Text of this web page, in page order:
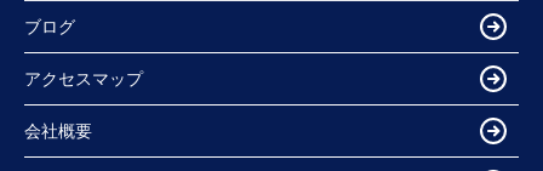
ブログ
アクセスマップ
会社概要